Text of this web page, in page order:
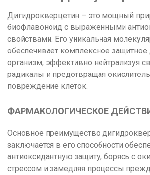
Дигидрокверцетин – это мощный
биофлавоноид с выраженными
свойствами. Его уникальная
обеспечивает комплексное защитное
организм, эффективно нейтрализуя
радикалы и предотвращая
повреждение клеток.
ФАРМАКОЛОГИЧЕСКОЕ
Основное преимущество
заключается в его способности
антиоксидантную защиту, борясь с
стрессом и замедляя процессы